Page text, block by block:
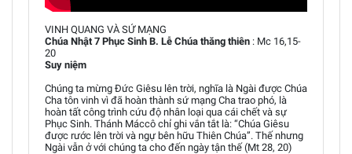
VINH QUANG VÀ SỨ MẠNG
Chúa Nhật 7 Phục Sinh B. Lễ Chúa thăng thiên : Mc 16,15-
20
Suy niệm
Chúng ta mừng Đức Giêsu lên trời, nghĩa là Ngài được Chúa
Cha tôn vinh vì đã hoàn thành sứ mạng Cha trao phó, là
hoàn tất công trình cứu độ nhân loại qua cái chết và sự
Phục Sinh. Thánh Máccô chỉ ghi vắn tắt là: “Chúa Giêsu
được rước lên trời và ngự bên hữu Thiên Chúa”. Thế nhưng
Ngài vẫn ở với chúng ta cho đến ngày tận thế (Mt 28, 20)